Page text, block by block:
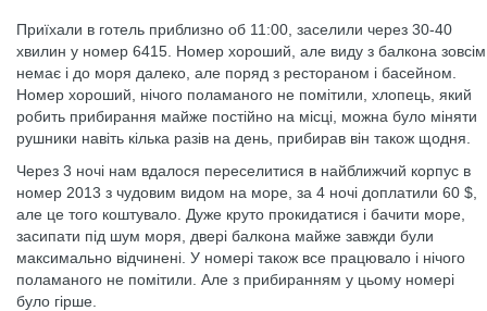
Приїхали в готель приблизно об 11:00, заселили через 30-40
хвилин у номер 6415. Номер хороший, але виду з балкона зовсім
немає і до моря далеко, але поряд з рестораном і басейном.
Номер хороший, нічого поламаного не помітили, хлопець, який
робить прибирання майже постійно на місці, можна було міняти
рушники навіть кілька разів на день, прибирав він також щодня.
Через 3 ночі нам вдалося переселитися в найближчий корпус в
номер 2013 з чудовим видом на море, за 4 ночі доплатили 60 $,
але це того коштувало. Дуже круто прокидатися і бачити море,
засипати під шум моря, двері балкона майже завжди були
максимально відчинені. У номері також все працювало і нічого
поламаного не помітили. Але з прибиранням у цьому номері
було гірше.